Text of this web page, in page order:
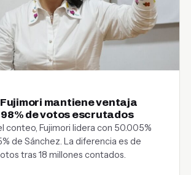
Fujimori mantiene ventaja
de votos escrutados
conteo, Fujimori lidera con 50.005%
de Sánchez. La diferencia es de
tras 18 millones contados.